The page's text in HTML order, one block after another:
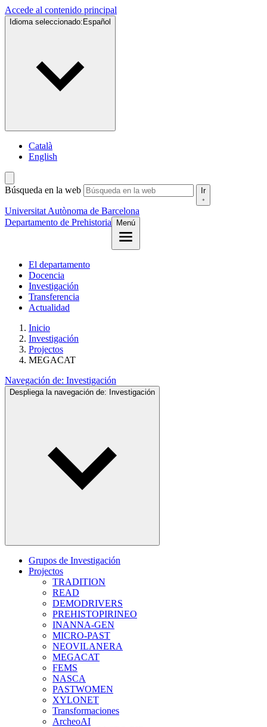
Accede al contenido principal
Idioma seleccionado: Español
Català
English
Búsqueda en la web Ir
Universitat Autònoma de Barcelona
Departamento de Prehistoria
Menú
El departamento
Docencia
Investigación
Transferencia
Actualidad
Inicio
Investigación
Projectos
MEGACAT
Navegación de: Investigación
Despliega la navegación de: Investigación
Grupos de Investigación
Projectos
TRADITION
READ
DEMODRIVERS
PREHISTOPIRINEO
INANNA-GEN
MICRO-PAST
NEOVILANERA
MEGACAT
FEMS
NASCA
PASTWOMEN
XYLONET
Transformaciones
ArcheoAI